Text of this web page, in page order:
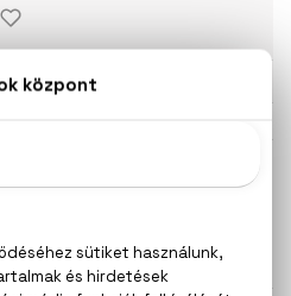
Ft
100 ml
TERMÉKEK